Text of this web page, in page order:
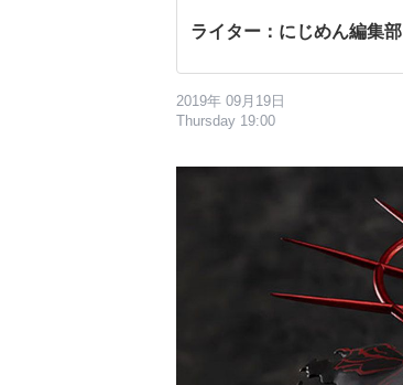
ライター：にじめん編集部
2019年 09月19日
Thursday 19:00